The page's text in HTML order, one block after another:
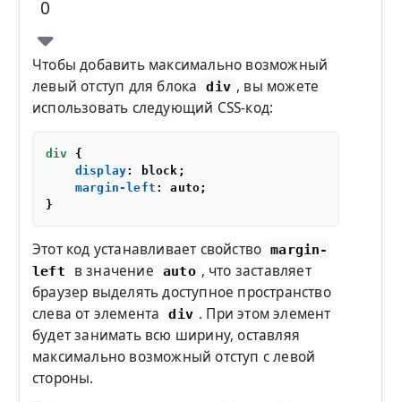
0
Чтобы добавить максимально возможный
левый отступ для блока
div , вы можете
использовать следующий CSS-код:
div {
display: block;
margin-left : auto;
Этот код устанавливает свойство
margin-
left
в значение auto , что заставляет
браузер выделять доступное пространство
слева от элемента
div . При этом элемент
будет занимать всю ширину, оставляя
максимально возможный отступ с левой
стороны.